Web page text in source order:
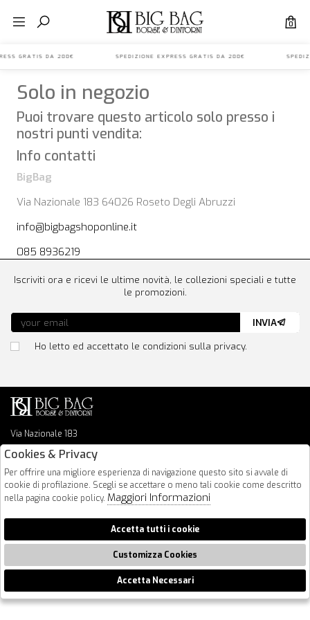
0
GRATIS DA 200€ SPEDIZIONE EXPRESS GRATIS DA 200€
Solo in negozio
Puoi trovare questo articolo solo presso i
nostri punti vendita:
Info contatti
BigBag
Via Nazionale 183 64026 Roseto Degli Abruzzi
info@bigbagshoponline.it
085 8936219
Via Nazionale 183
64026 Roseto Degli Abruzzi
info@bigbagshoponline.it
follow us
Iscriviti ora e ricevi le ultime novità, le collezioni speciali e tutte
le promozioni.
Ho letto ed accettato le condizioni sulla privacy.
INVIA
2026 BigBag - P.iva : 00916940679 Powered by
🍪
Cookies & Privacy
Per offrire una migliore esperienza di navigazione questo sito si avvale di
cookie di profilazione. Scegli se accettare o meno tali cookie come descritto
nella pagina cookie policy. Maggiori Informazioni
Accetta tutti i cookie
Customizza Cookies
Accetta Necessari